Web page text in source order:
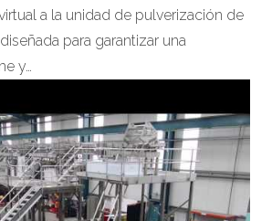
a la unidad de pulverización de
para garantizar una
y…